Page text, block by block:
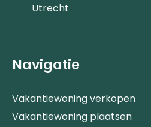
Utrecht
Navigatie
Vakantiewoning verkopen
Vakantiewoning plaatsen